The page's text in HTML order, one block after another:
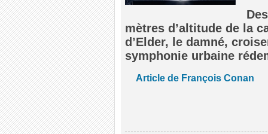
mètres d’altitude de la
d’Elder, le damné,
symphonie urbaine
Article de François Conan